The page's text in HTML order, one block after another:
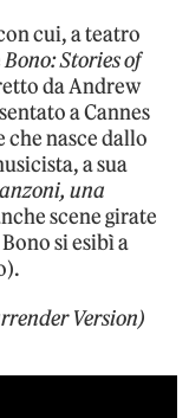
cui, a teatro
Bono: Stories of
da Andrew
a Cannes
che nasce dallo
a sua
una
scene girate
si esibì a
Version)